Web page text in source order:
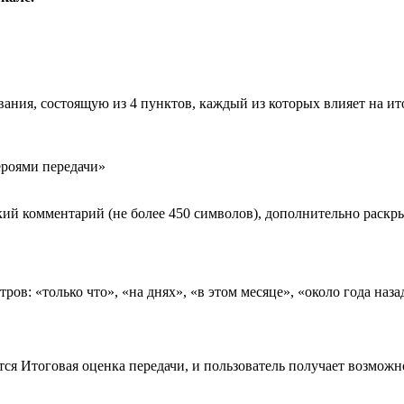
состоящую из 4 пунктов, каждый из которых влияет на
передачи»
комментарий (не более 450 символов), дополнительно
«только что», «на днях», «в этом месяце», «около года
Итоговая оценка передачи, и пользователь получает